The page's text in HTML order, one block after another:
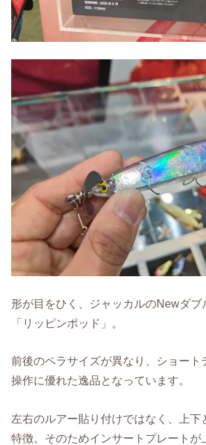
形が目をひく、ジャッカルのNewダブ
「リッピンポッド」。
前後のペラサイズが異なり、ショート
操作に優れた逸品となっています。
左右のルアー貼り付けではなく、上下
特徴。そのためインサートプレートが